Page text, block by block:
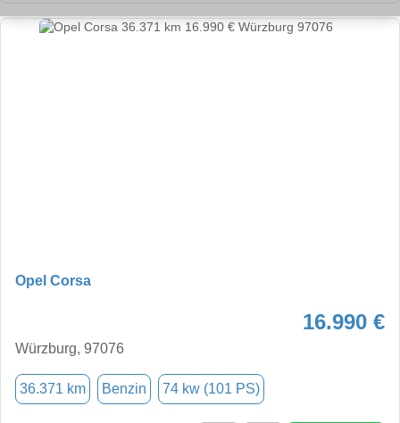
Opel Corsa
16.990 €
Würzburg, 97076
36.371 km Benzin 74 kw (101 PS)